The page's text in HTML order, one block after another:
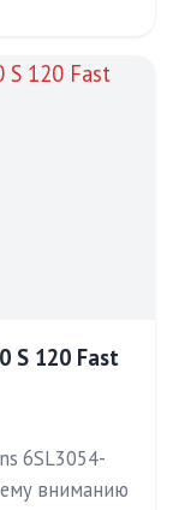
S 120 Fast
6SL3054-
вниманию